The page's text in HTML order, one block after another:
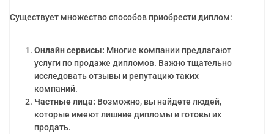
Существует множество способов приобрести диплом:
Онлайн сервисы: Многие компании предлагают
услуги по продаже дипломов. Важно тщательно
исследовать отзывы и репутацию таких
компаний.
Частные лица: Возможно, вы найдете людей,
которые имеют лишние дипломы и готовы их
продать.